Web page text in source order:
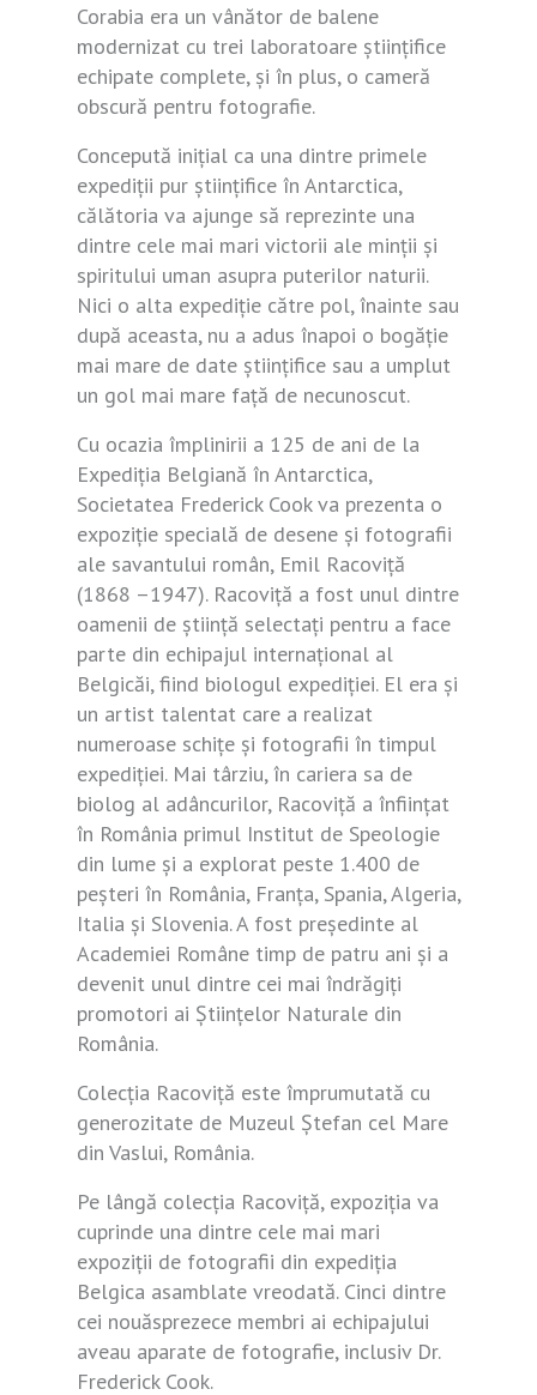
Corabia era un vânător de balene
modernizat cu trei laboratoare științifice
echipate complete, și în plus, o cameră
obscură pentru fotografie.
Concepută inițial ca una dintre primele
expediții pur științifice în Antarctica,
călătoria va ajunge să reprezinte una
dintre cele mai mari victorii ale minții și
spiritului uman asupra puterilor naturii.
Nici o alta expediție către pol, înainte sau
după aceasta, nu a adus înapoi o bogăție
mai mare de date științifice sau a umplut
un gol mai mare față de necunoscut.
Cu ocazia împlinirii a 125 de ani de la
Expediția Belgiană în Antarctica,
Societatea Frederick Cook va prezenta o
expoziție specială de desene și fotografii
ale savantului român, Emil Racoviță
(1868 –1947). Racoviță a fost unul dintre
oamenii de știință selectați pentru a face
parte din echipajul internațional al
Belgicăi, fiind biologul expediției. El era și
un artist talentat care a realizat
numeroase schițe și fotografii în timpul
expediției. Mai târziu, în cariera sa de
biolog al adâncurilor, Racoviță a înființat
în România primul Institut de Speologie
din lume și a explorat peste 1.400 de
peșteri în România, Franța, Spania, Algeria,
Italia și Slovenia. A fost președinte al
Academiei Române timp de patru ani și a
devenit unul dintre cei mai îndrăgiți
promotori ai Științelor Naturale din
România.
Colecția Racoviță este împrumutată cu
generozitate de Muzeul Ștefan cel Mare
din Vaslui, România.
Pe lângă colecția Racoviță, expoziția va
cuprinde una dintre cele mai mari
expoziții de fotografii din expediția
Belgica asamblate vreodată. Cinci dintre
cei nouăsprezece membri ai echipajului
aveau aparate de fotografie, inclusiv Dr.
Frederick Cook.